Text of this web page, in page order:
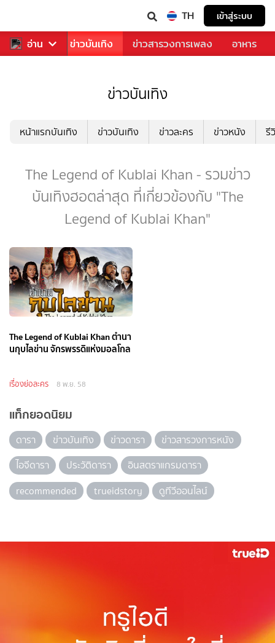
TH เข้าสู่ระบบ
อ่าน
ฬา ข่าว ข่าวบันเทิง ข่าวสารวงการเพลง อาหาร
ข่าวบันเทิง
หน้าแรกบันเทิง ข่าวบันเทิง ข่าวละคร ข่าวหนัง รี
The Legend of Kublai Khan - รวมข่าว
บันเทิงฮอตล่าสุด ที่เกี่ยวข้องกับ "The
Legend of Kublai Khan"
The Legend of Kublai Khan ตำนา
นกุบไลข่าน จักรพรรดิแห่งมอลโกล
เรื่องย่อละคร 8 พ.ย. 58
แท็กยอดนิยม
ดารา ข่าวบันเทิง ข่าวดารา
ข่าวสารวงการหนัง
ไอจีดารา
ประวัติดารา
อินสตราแกรมดารา
recommended
trueidstory ดูทีวีออนไลน์